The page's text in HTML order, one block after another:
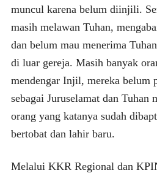
muncul karena belum diinjili.
masih melawan Tuhan,
dan belum mau menerima
di luar gereja. Masih banyak
mendengar Injil, mereka belum
sebagai Juruselamat dan Tuhan
orang yang katanya sudah
bertobat dan lahir baru.
Melalui KKR Regional dan